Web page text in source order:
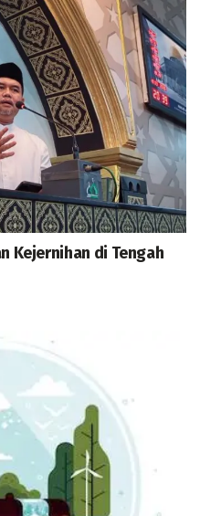
Kejernihan di Tengah